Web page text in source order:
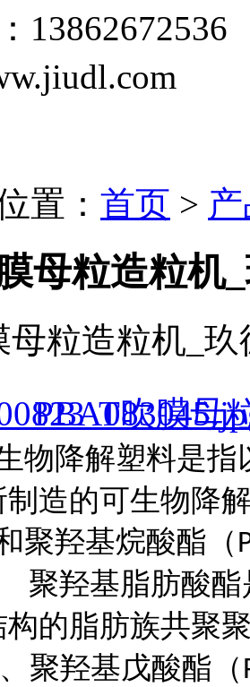
13862672536
置： 首页 >
母粒造粒机
母粒造粒机_
PBAT吹膜母
物降解塑料是
造的可生物降
聚羟基烷酸酯（
聚羟基脂肪酸
构的脂肪族共聚
聚羟基戊酸酯（